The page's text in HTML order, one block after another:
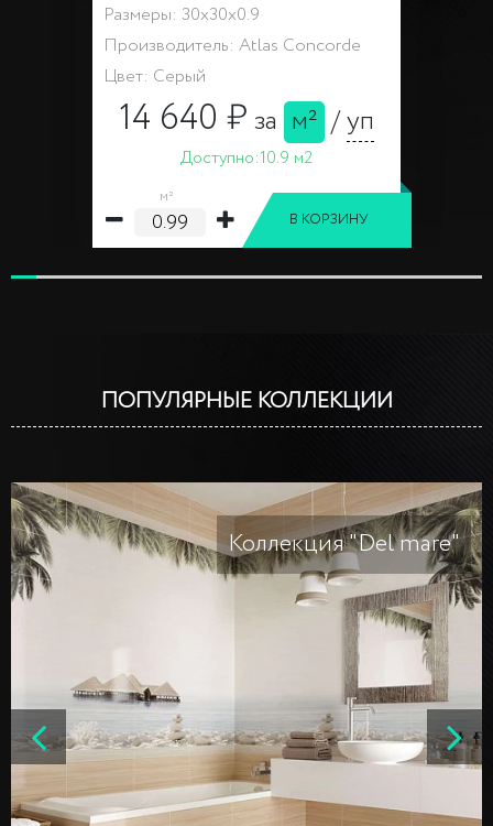
Размеры: 30x30x0.9
Производитель: Atlas Concorde
Цвет: Серый
14 640 ₽за м² /уп
Доступно:10.9 м2
м²
В КОРЗИНУ
ПОПУЛЯРНЫЕ КОЛЛЕКЦИИ
Коллекция "Del mare"